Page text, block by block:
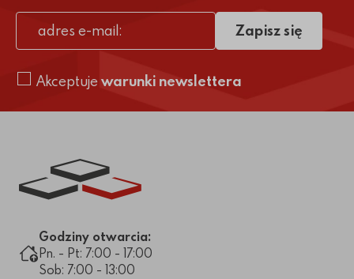
adres e-mail
Akceptuje warunki newslettera
Zapisz się
Link do strony głównej
Godziny otwarcia:
Pn. - Pt: 7:00 - 17:00
Sob: 7:00 - 13:00